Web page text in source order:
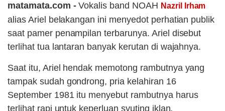
matamata.com -Vokalis band NOAH Nazril Irham
alias Ariel belakangan ini menyedot perhatian publik
saat pamer penampilan terbarunya. Ariel disebut
terlihat tua lantaran banyak kerutan di wajahnya.
Saat itu, Ariel hendak memotong rambutnya yang
tampak sudah gondrong, pria kelahiran 16
September 1981 itu menyebut rambutnya harus
terlihat rapi untuk keperluan syuting iklan.